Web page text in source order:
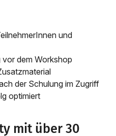
und
dem Workshop
der Schulung im Zugriff
optimiert
mit über 30